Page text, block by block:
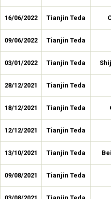
16/06/2022 Tianjin Teda
09/06/2022 Tianjin Teda
03/01/2022 Tianjin Teda
28/12/2021 Tianjin Teda
18/12/2021 Tianjin Teda
12/12/2021 Tianjin Teda
13/10/2021 Tianjin Teda
09/08/2021 Tianjin Teda